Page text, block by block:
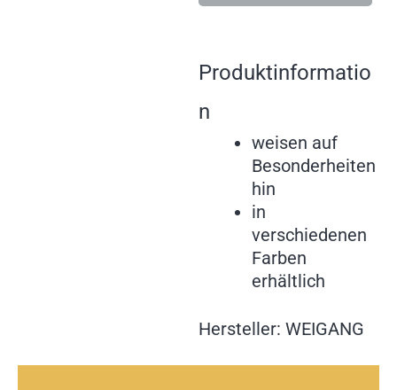
Produktinformatio
n
weisen auf
Besonderheiten
hin
in
verschiedenen
Farben
erhältlich
Hersteller: WEIGANG